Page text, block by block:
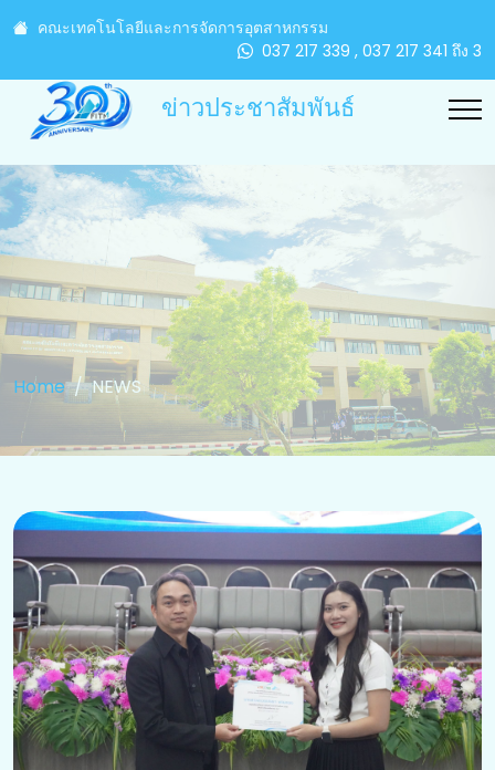
คณะเทคโนโลยีและการจัดการอุตสาหกรรม
037 217 339 , 037 217 341 ถึง 3
ข่าวประชาสัมพันธ์
Home NEWS